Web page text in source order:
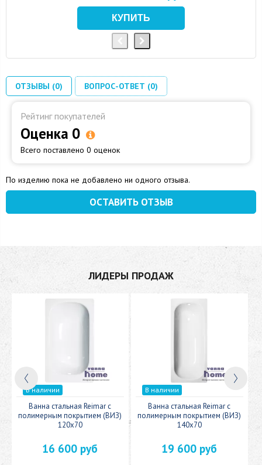
ОТЗЫВЫ (0) ВОПРОС-ОТВЕТ (0)
Рейтинг покупателей
Оценка 0
Всего поставлено 0 оценок
По изделию пока не добавлено ни одного отзыва.
ОСТАВИТЬ ОТЗЫВ
ЛИДЕРЫ ПРОДАЖ
В наличии
Ванна стальная Reimar с
полимерным покрытием (ВИЗ)
120x70
16 600 руб
В наличии
Ванна стальная Reimar с
полимерным покрытием (ВИЗ)
140x70
19 600 руб